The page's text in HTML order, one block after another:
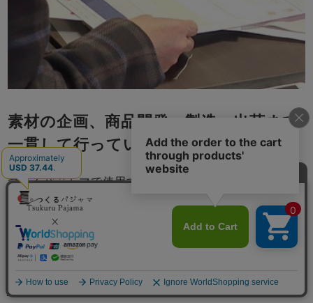
メニュー
素材の企画、商品開発、製造、出荷まで
一貫して行っています
つくるパジャマで使用する生地はほぼ全て織り、染めも
日本で行った国産生地で、全て京都の自社工場で縫製し
ています。生地の開発、お客さまのご要望にきめこまか
く対応し製造、出荷、アフターサービスまで一貫で行い
責任をもつことで、お届けする商品には自信をもってお
ります。自分たちの目の届くところで商品を作り、品質
管理をし、改善を続けて参ります。